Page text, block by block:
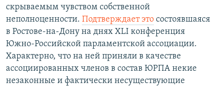
скрываемым чувством собственной
неполноценности. Подтверждает это состоявшаяся
в Ростове-на-Дону на днях XLI конференция
Южно-Российской парламентской ассоциации.
Характерно, что на ней приняли в качестве
ассоциированных членов в состав ЮРПА некие
незаконные и фактически несуществующие